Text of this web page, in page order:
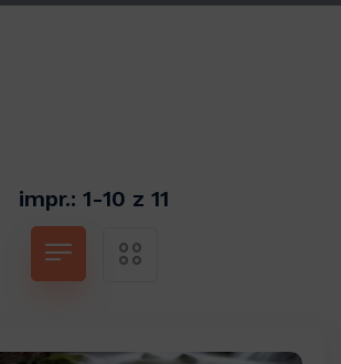
impr.: 1-10 z 11